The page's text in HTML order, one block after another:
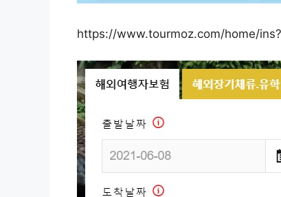
https://www.tourmoz.com/home/